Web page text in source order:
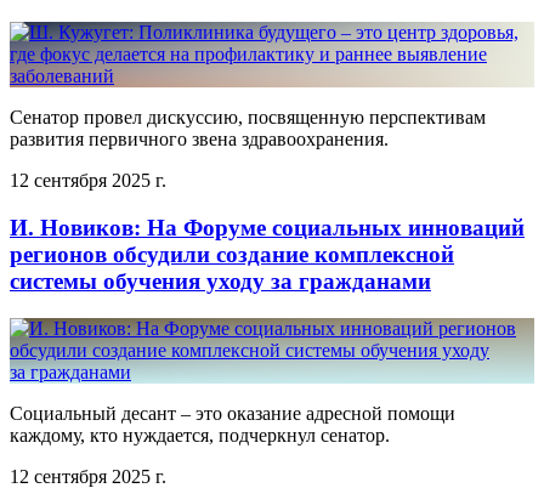
Сенатор провел дискуссию, посвященную перспективам
развития первичного звена здравоохранения.
12 сентября 2025 г.
И. Новиков: На Форуме социальных инноваций
регионов обсудили создание комплексной
системы обучения уходу за гражданами
Социальный десант – это оказание адресной помощи
каждому, кто нуждается, подчеркнул сенатор.
12 сентября 2025 г.